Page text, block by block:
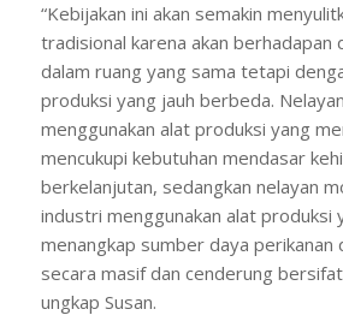
“Kebijakan ini akan semakin
tradisional karena akan berhadapan
dalam ruang yang sama tetapi
produksi yang jauh berbeda.
menggunakan alat produksi yang
mencukupi kebutuhan mendasar
berkelanjutan, sedangkan nelayan
industri menggunakan alat produksi
menangkap sumber daya perikanan
secara masif dan cenderung
ungkap Susan.